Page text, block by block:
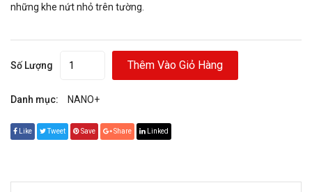
những khe nứt nhỏ trên tường.
Số Lượng Thêm Vào Giỏ Hàng
Danh mục: NANO+
Like Tweet Save Share Linked